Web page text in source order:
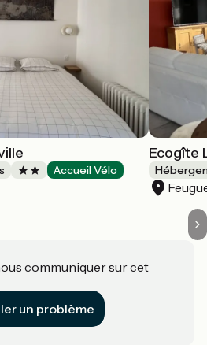
Accueil Vélo
Ecogîte
communiquer sur cet
un problème